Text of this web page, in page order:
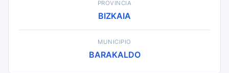
PROVINCIA
BIZKAIA
MUNICIPIO
BARAKALDO